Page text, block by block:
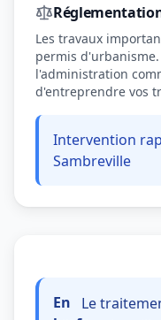
Les travaux
permis
l'administration
d'entreprendre vos
Intervention
Sambreville
En
Le